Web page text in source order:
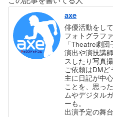
axe
俳優活動をし
フォトグラフ
「Theatre劇団
演出や演技講
スしたり写真撮
ご依頼はDMど
主に日記が中
ことを、思っ
ムやデジタル
ーも。
出演予定の舞